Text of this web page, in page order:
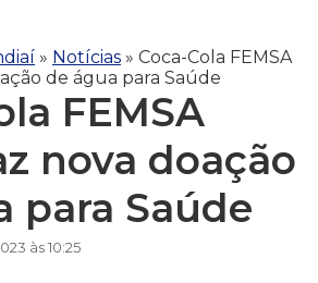
» Notícias » Coca-Cola FEMSA
de água para Saúde
FEMSA
nova doação
para Saúde
às 10:25